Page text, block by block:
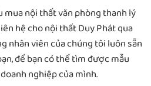
mua nội thất văn phòng thanh lý
hệ cho nội thất Duy Phát qua
nhân viên của chúng tôi luôn sẵn
để bạn có thể tìm được mẫu
nghiệp của mình.